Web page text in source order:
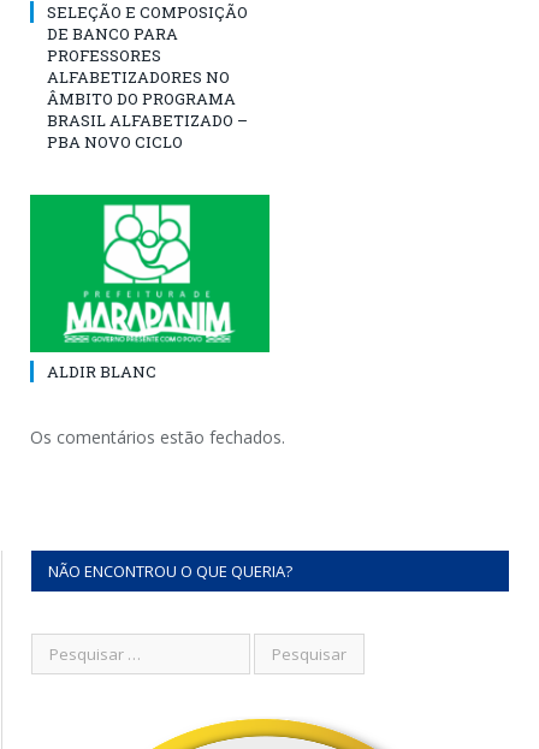
SELEÇÃO E COMPOSIÇÃO
DE BANCO PARA
PROFESSORES
ALFABETIZADORES NO
ÂMBITO DO PROGRAMA
BRASIL ALFABETIZADO –
PBA NOVO CICLO
ALDIR BLANC
Os comentários estão fechados.
NÃO ENCONTROU O QUE QUERIA?